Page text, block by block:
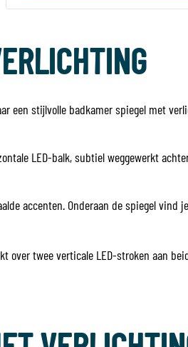
een stijlvolle badkamer spiegel met
LED-balk, subtiel weggewerkt
accenten. Onderaan de spiegel
twee verticale LED-stroken aan